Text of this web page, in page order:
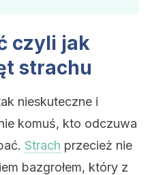
czyli jak
strachu
nieskuteczne i
komuś, kto odczuwa
Strach przecież nie
bazgrołem, który z